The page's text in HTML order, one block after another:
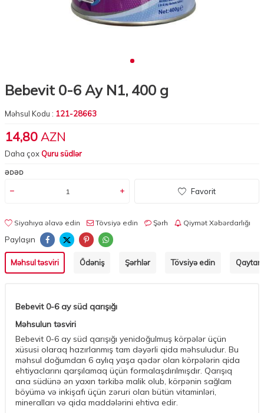
Bebevit 0-6 Ay N1, 400 g
Məhsul Kodu : 121-28663
14,80 AZN
Daha çoxQuru südlər
ƏDƏD
Favorit
Siyahıya əlavə edin Tövsiyə edin Şərh Qiymət Xəbərdarlığı
Paylaşın
Məhsul təsviri Ödəniş Şərhlər Tövsiyə edin
Bebevit 0-6 ay süd qarışığı
Məhsulun təsviri
Bebevit 0-6 ay süd qarışığı yenidoğulmuş körpələr üçün
xüsusi olaraq hazırlanmış tam dəyərli qida məhsuludur. Bu
məhsul doğumdan 6 aylıq yaşa qədər olan körpələrin qida
ehtiyaclarını qarşılamaq üçün formalaşdırılmışdır. Qarışıq
ana südünə ən yaxın tərkibə malik olub, körpənin sağlam
böyümə və inkişafı üçün zəruri olan bütün vitaminləri,
mineralları və qida maddələrini ehtiva edir.